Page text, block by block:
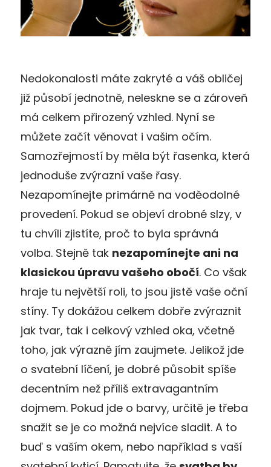
Nedokonalosti máte zakryté a váš obličej
již působí jednotně, neleskne se a zároveň
má celkem přirozený vzhled. Nyní se
můžete začít věnovat i vašim očím.
Samozřejmostí by měla být řasenka, která
jednoduše zvýrazní vaše řasy.
Nezapomínejte primárně na voděodolné
provedení. Pokud se objeví drobné slzy, v
tu chvíli zjistíte, proč to byla správná
volba. Stejně tak nezapomínejte ani na
klasickou úpravu vašeho obočí. Co však
hraje tu největší roli, to jsou jistě vaše oční
stíny. Ty dokážou celkem dobře zvýraznit
jak tvar, tak i celkový vzhled oka, včetně
toho, jak výrazně jím zaujmete. Jelikož jde
o svatební líčení, je dobré působit spíše
decentním než příliš extravagantním
dojmem. Pokud jde o barvy, určitě je třeba
snažit se je co možná nejvíce sladit. A to
buď s vaším okem, nebo například s vaší